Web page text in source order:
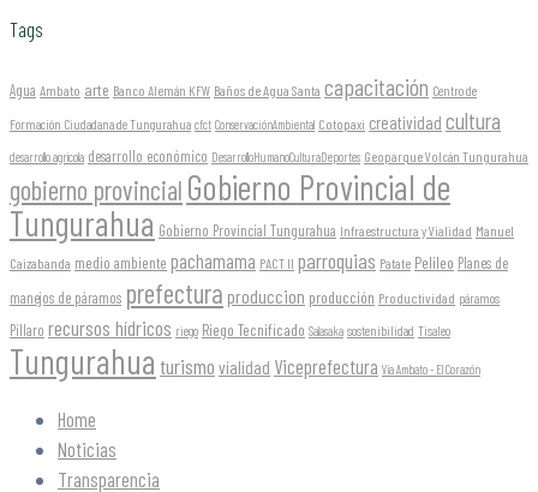
Tags
Agua Ambato arte Banco Alemán KFW Baños de Agua Santa capacitación Centro de
Formación Ciudadana de Tungurahua cfct ConservaciónAmbiental Cotopaxi creatividad cultura
desarrollo agrícola desarrollo económico DesarrolloHumanoCulturaDeportes Geoparque Volcán Tungurahua
gobierno provincial Gobierno Provincial de
Tungurahua Gobierno Provincial Tungurahua Infraestructura y Vialidad Manuel
Caizabanda medio ambiente pachamama PACT II parroquias Patate Pelileo Planes de
manejos de páramos prefectura produccion producción Productividad páramos
Píllaro recursos hídricos riego Riego Tecnificado Salasaka sostenibilidad Tisaleo
Tungurahua turismo vialidad Viceprefectura Vía Ambato - El Corazón
Home
Noticias
Transparencia